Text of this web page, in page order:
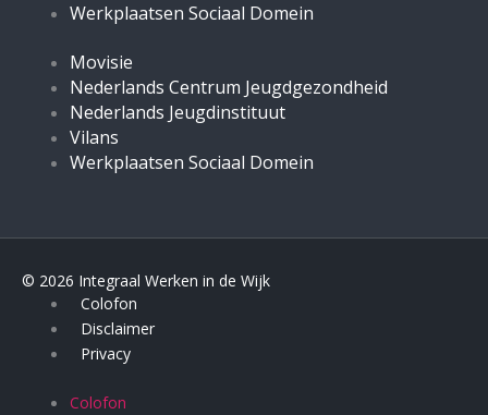
Werkplaatsen Sociaal Domein
Movisie
Nederlands Centrum Jeugdgezondheid
Nederlands Jeugdinstituut
Vilans
Werkplaatsen Sociaal Domein
© 2026 Integraal Werken in de Wijk
Colofon
Disclaimer
Privacy
Colofon